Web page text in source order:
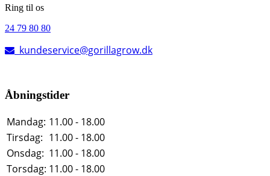
Ring til os
24 79 80 80
kundeservice@gorillagrow.dk
Åbningstider
Mandag: 11.00 - 18.00
Tirsdag: 11.00 - 18.00
Onsdag: 11.00 - 18.00
Torsdag: 11.00 - 18.00